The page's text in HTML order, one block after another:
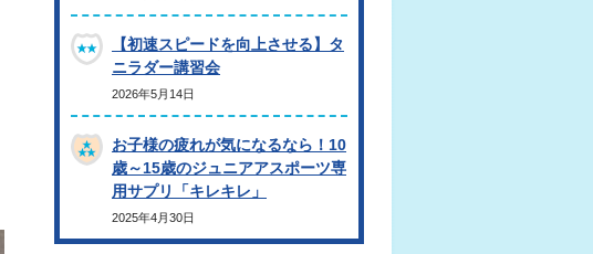
【初速スピードを向上させる】タ
ニラダー講習会
2026年5月14日
お子様の疲れが気になるなら！10
歳～15歳のジュニアアスポーツ専
用サプリ「キレキレ」
2025年4月30日